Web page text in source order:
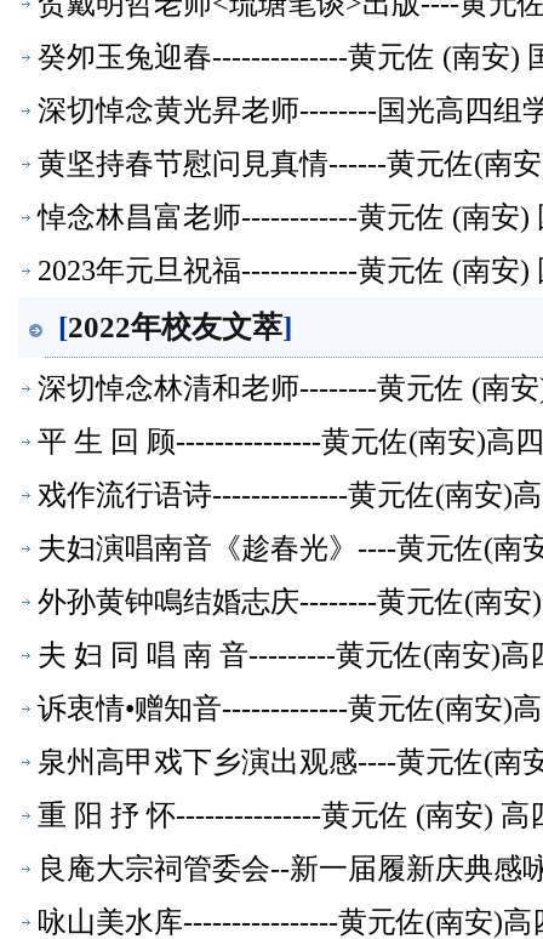
癸夘玉兔迎春--------------黄元佐 (南安)
深切悼念黄光昇老师--------国光高四组
黄坚持春节慰问見真情------黄元佐(南
悼念林昌富老师------------黄元佐 (南安
2023年元旦祝福------------黄元佐 (南安
[2022年校友文萃]
深切悼念林清和老师--------黄元佐 (南
平 生 回 顾---------------黄元佐(南安)高
戏作流行语诗--------------黄元佐(南安)
夫妇演唱南音《趁春光》----黄元佐(南
外孙黄钟鳴结婚志庆--------黄元佐(南
夫 妇 同 唱 南 音---------黄元佐(南安)
诉衷情•赠知音-------------黄元佐(南安)
泉州高甲戏下乡演出观感----黄元佐(南
重 阳 抒 怀---------------黄元佐 (南安)
良庵大宗祠管委会--新一届履新庆典感
【校友文萃】
咏山美水库----------------黄元佐(南安)